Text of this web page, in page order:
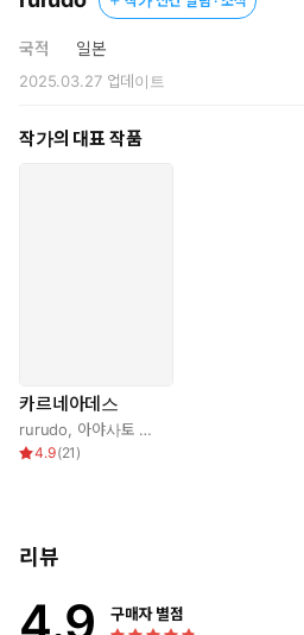
국적 일본
2025.03.27업데이트
작가의 대표 작품
카르네아데스
rurudo 아야사토 케이시
4.9(21 )
리뷰
4.9 구매자 별점